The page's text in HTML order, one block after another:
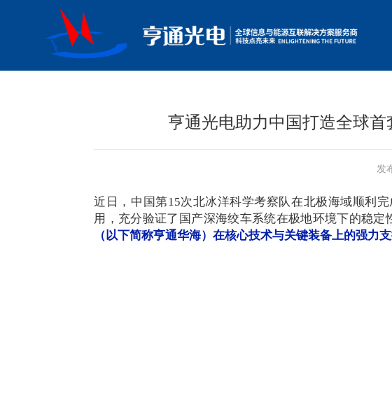
亨通光电助力中国打造全球
发
近日，中国第15次北冰洋科学考察队在北极海域顺利
用，充分验证了国产深海绞车系统在极地环境下的稳定
（以下简称亨通华海）在核心技术与关键装备上的强力